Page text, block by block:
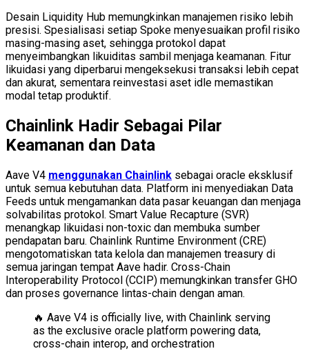
Desain Liquidity Hub memungkinkan manajemen risiko lebih
presisi. Spesialisasi setiap Spoke menyesuaikan profil risiko
masing-masing aset, sehingga protokol dapat
menyeimbangkan likuiditas sambil menjaga keamanan. Fitur
likuidasi yang diperbarui mengeksekusi transaksi lebih cepat
dan akurat, sementara reinvestasi aset idle memastikan
modal tetap produktif.
Chainlink Hadir Sebagai Pilar
Keamanan dan Data
Aave V4 menggunakan Chainlink sebagai oracle eksklusif
untuk semua kebutuhan data. Platform ini menyediakan Data
Feeds untuk mengamankan data pasar keuangan dan menjaga
solvabilitas protokol. Smart Value Recapture (SVR)
menangkap likuidasi non-toxic dan membuka sumber
pendapatan baru. Chainlink Runtime Environment (CRE)
mengotomatiskan tata kelola dan manajemen treasury di
semua jaringan tempat Aave hadir. Cross-Chain
Interoperability Protocol (CCIP) memungkinkan transfer GHO
dan proses governance lintas-chain dengan aman.
🔥 Aave V4 is officially live, with Chainlink serving
as the exclusive oracle platform powering data,
cross-chain interop, and orchestration